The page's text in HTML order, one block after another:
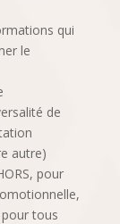
qui
le
de
autre)
pour
tous